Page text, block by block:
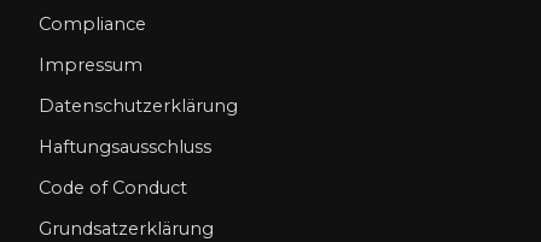
Compliance
Impressum
Datenschutzerklärung
Haftungsausschluss
Code of Conduct
Grundsatzerklärung